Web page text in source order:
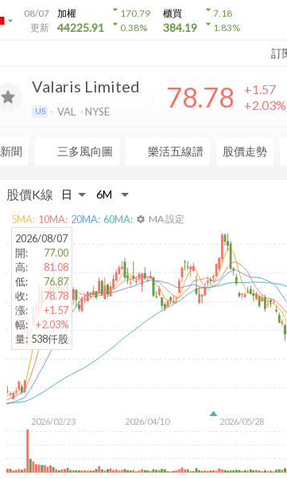
arrow_drop_down
08/07
更新
加權
44225.91
arrow_drop_down170.79
arrow_drop_down0.38%
櫃買
384.19
arrow_drop_down7.18
arrow_drop_down1.83%
訂
Valaris Limited
US VAL NYSE 78.78
+1.57
+2.03%
新聞 三多風向圖 樂活五線譜 股價走勢
股價K線
2026/02/23 2026/04/10 2026/05/28
2026/08/07
開:
77.00
高:
81.08
低:
76.87
收:
78.78
漲:
+1.57
幅:
+2.03%
量: 538仟股
5MA: 10MA: 20MA: 60MA: settings MA 設定